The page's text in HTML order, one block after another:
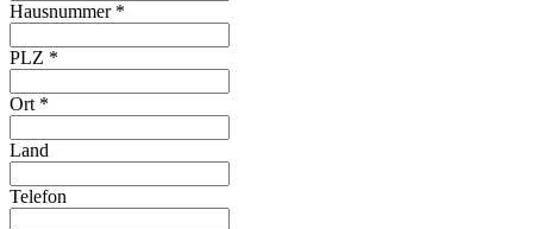
Hausnummer *
PLZ *
Ort *
Land
Telefon